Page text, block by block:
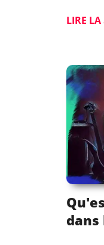
LIRE LA
dans